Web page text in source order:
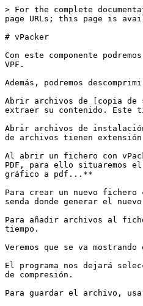
> For the complete
page URLs; this page is
# vPacker
Con este componente
VPF.
Además, podremos
Abrir archivos de [copia de
extraer su contenido. Este
Abrir archivos de
de archivos tienen extensión
Al abrir un fichero con
PDF, para ello situaremos
gráfico a pdf...**
Para crear un nuevo
senda donde generar el
Para añadir archivos al
tiempo.
Veremos que se va
El programa nos dejará
de compresión.
Para guardar el archivo,